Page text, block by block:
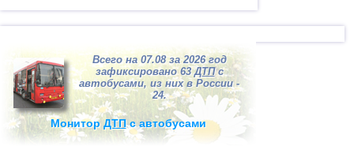
Займы и кредиты (90, 94)
620-Кредиторская задолженность.
630-Задолженность участникам
(учредителям) по выплате доходов (75) .
640-Доходы будущих периодов (83).
650
Резервы предстоящих расходов (89).
660- Прочие краткосрочные обязательства
Всего на 07.08 за 2026 год
зафиксировано 63ДТПс
автобусами, из них в России -
24.
Монитор ДТПс автобусами